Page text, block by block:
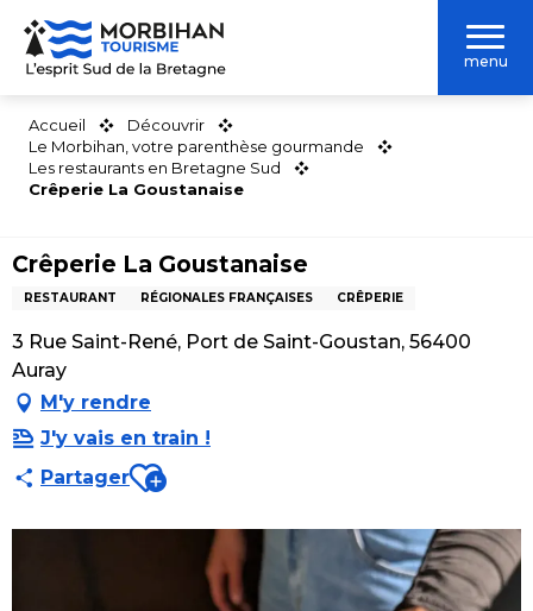
Aller
contenu
menu
Accueil
Découvrir
Le Morbihan, votre parenthèse gourmande
Les restaurants en Bretagne Sud
Crêperie La Goustanaise
Crêperie La Goustanaise
RESTAURANT RÉGIONALES FRANÇAISES CRÊPERIE
3 Rue Saint-René, Port de Saint-Goustan, 56400
Auray
M'y rendre
J'y vais en train !
PartagerAjouter aux favoris